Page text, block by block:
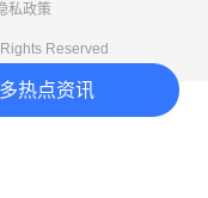
热点资讯
私政策
Reserved